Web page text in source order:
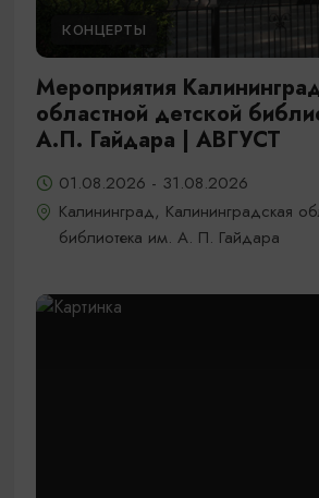
КОНЦЕРТЫ
Мероприятия
областной детской
А.П. Гайдара | АВГУСТ
01.08.2026 - 31.08.2026
Калининград, Калининградская
библиотека им. А. П. Гайдара